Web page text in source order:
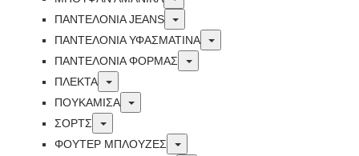
ΠΑΝΤΕΛΟΝΙΑ JEANS
Toggle
ΠΑΝΤΕΛΟΝΙΑ ΥΦΑΣΜΑΤΙΝΑ
Toggle
ΠΑΝΤΕΛΟΝΙΑ ΦΟΡΜΑΣ
Toggle
ΠΛΕΚΤΑ
Toggle
ΠΟΥΚΑΜΙΣΑ
Toggle
ΣΟΡΤΣ
Toggle
ΦΟΥΤΕΡ ΜΠΛΟΥΖΕΣ
Toggle